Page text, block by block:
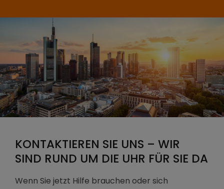
KONTAKTIEREN SIE UNS – WIR
SIND RUND UM DIE UHR FÜR SIE DA
Wenn Sie jetzt Hilfe brauchen oder sich